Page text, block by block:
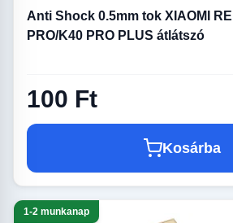
Anti Shock 0.5mm tok XIAOMI
PRO/K40 PRO PLUS átlátszó
100 Ft
Kosárba
1-2 munkanap